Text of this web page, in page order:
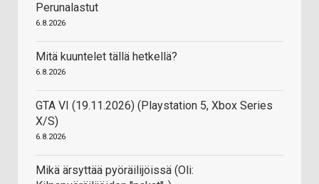
Perunalastut
6.8.2026
Mitä kuuntelet tällä hetkellä?
6.8.2026
GTA VI (19.11.2026) (Playstation 5, Xbox Series
X/S)
6.8.2026
Mikä ärsyttää pyöräilijöissä (Oli: